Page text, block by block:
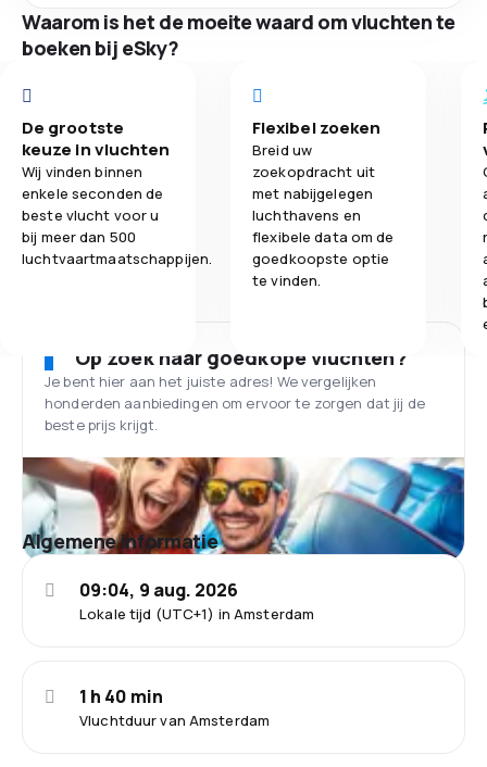
Waarom is het de moeite waard om vluchten te
boeken bij eSky?
De grootste
keuze in vluchten
Wij vinden binnen
enkele seconden de
beste vlucht voor u
bij meer dan 500
luchtvaartmaatschappijen.
Flexibel zoeken
Breid uw
zoekopdracht uit
met nabijgelegen
luchthavens en
flexibele data om de
goedkoopste optie
te vinden.
Op zoek naar goedkope vluchten?
Je bent hier aan het juiste adres! We vergelijken
honderden aanbiedingen om ervoor te zorgen dat jij de
beste prijs krijgt.
Algemene informatie
Lokale tijd (UTC+1) in Amsterdam
09:04, 9 aug. 2026
Vluchtduur van Amsterdam
1 h 40 min